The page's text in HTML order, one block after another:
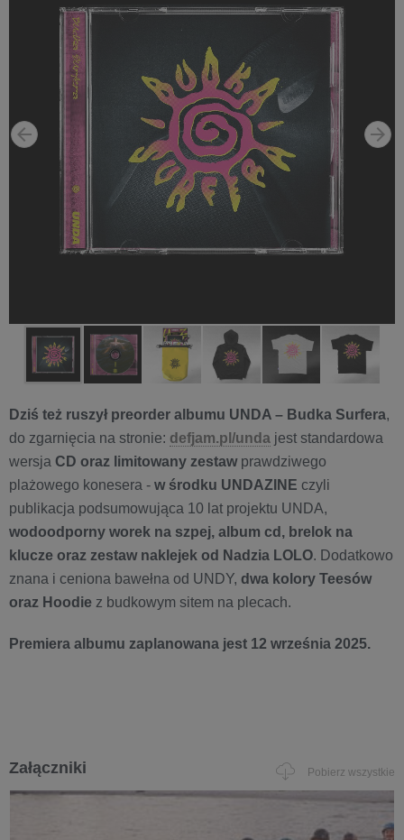
Dziś też ruszył preorder albumu UNDA – Budka Surfera,
do zgarnięcia na stronie: defjam.pl/unda jest standardowa
wersja CD oraz limitowany zestawprawdziwego
plażowego konesera - w środku UNDAZINE czyli
publikacja podsumowująca 10 lat projektu UNDA,
wodoodporny worek na szpej, album cd, brelok na
klucze oraz zestaw naklejek od Nadzia LOLO. Dodatkowo
znana i ceniona bawełna od UNDY, dwa kolory Teesów
oraz Hoodie z budkowym sitem na plecach.
Premiera albumu zaplanowana jest 12 września 2025.
Załączniki Pobierz wszystkie